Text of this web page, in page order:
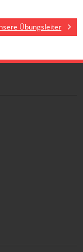
Übungsleiter